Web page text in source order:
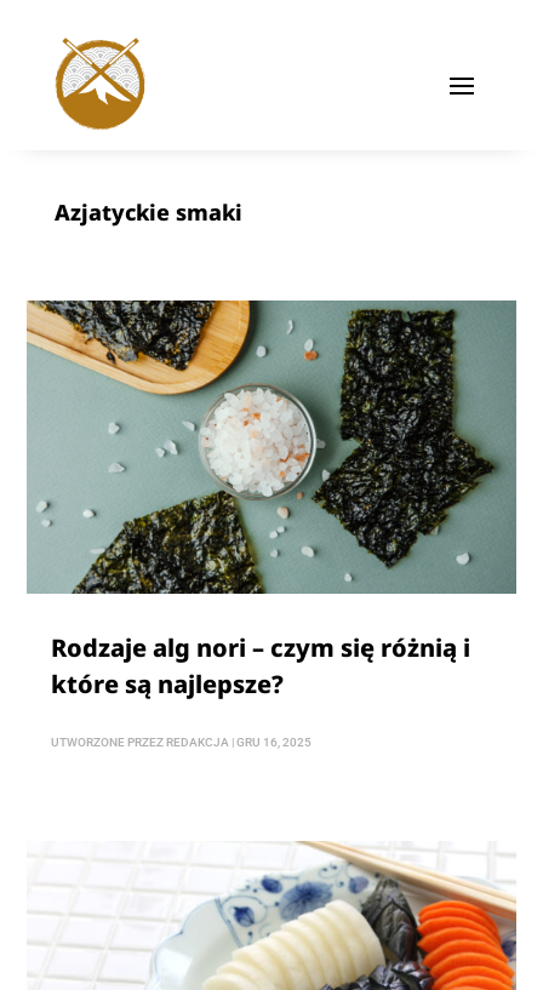
Azjatyckie smaki
Rodzaje alg nori – czym się różnią i
które są najlepsze?
UTWORZONE PRZEZ REDAKCJA |GRU 16, 2025